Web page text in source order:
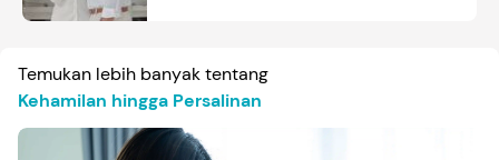
Temukan lebih banyak tentang
Kehamilan hingga Persalinan